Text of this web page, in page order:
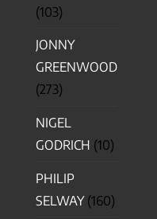
(103)
JONNY
GREENWOOD
(273)
NIGEL
GODRICH (10)
PHILIP
SELWAY(160)